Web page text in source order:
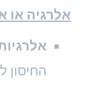
אלרגיה או
החיסון